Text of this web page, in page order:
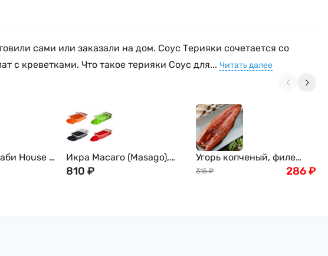
сами или заказали на дом. Соус Терияки сочетается со
с креветками. Что такое терияки Соус для... Читать далее
House в
Икра Масаго (Masago),
500г
810 ₽
Угорь копченый, филе
(цена указана за 100г)
315 ₽ 286₽